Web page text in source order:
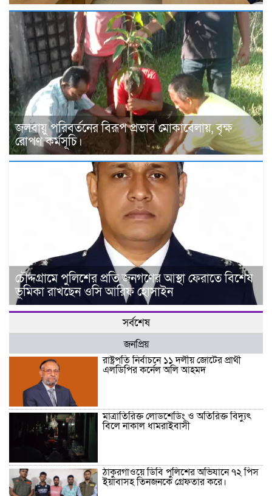
জলবায়ু পরিবর্তনের বিরূপ প্রভাব মোকাবেলায়, বৃক্ষ
রোপণ কর্মসূচি।
চৌদ্দগ্রামে পুলিশের প্রতি জনগণের আস্থা ফেরাতে বিশেষ
ভূমিকা রাখছেন ওসি আরিফ হোসাইন
সর্বশেষ
জনপ্রিয়
রাষ্ট্রপতি নির্বাচনে ১১ দলীয় জোটের প্রার্থী
এলডিপির কর্নেল অলি আহমদ
মাত্রাতিরিক্ত লোডশেডিং ও অতিরিক্ত বিদ্যুৎ
বিলে নাকাল ধামরাইবাসী
ঠাকুরগাঁওয়ে ডিবি পুলিশের অভিযানে ৭২ পিস
ইয়াবাসহ তিনজনকে গ্রেফতার করে।